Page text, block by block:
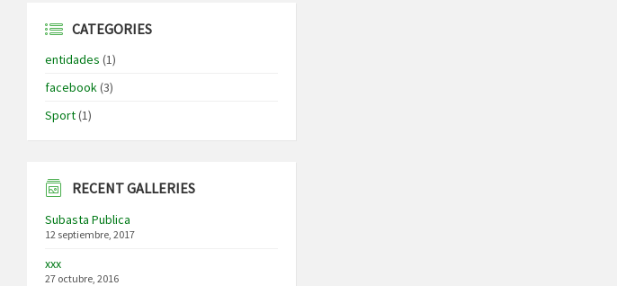
CATEGORIES
entidades (1)
facebook(3)
Sport(1)
RECENT GALLERIES
Subasta Publica
12 septiembre, 2017
xxx
27 octubre, 2016